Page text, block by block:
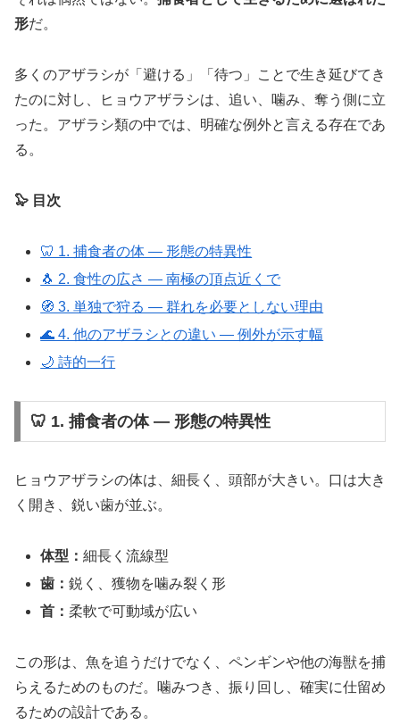
形だ。
多くのアザラシが「避ける」「待つ」ことで生き延びてき
たのに対し、ヒョウアザラシは、追い、噛み、奪う側に立
った。アザラシ類の中では、明確な例外と言える存在であ
る。
🦭 目次
🦷 1. 捕食者の体 ― 形態の特異性
🐧 2. 食性の広さ ― 南極の頂点近くで
🧭 3. 単独で狩る ― 群れを必要としない理由
🌊 4. 他のアザラシとの違い ― 例外が示す幅
🌙 詩的一行
🦷 1. 捕食者の体 ― 形態の特異性
ヒョウアザラシの体は、細長く、頭部が大きい。口は大き
く開き、鋭い歯が並ぶ。
体型：細長く流線型
歯：鋭く、獲物を噛み裂く形
首：柔軟で可動域が広い
この形は、魚を追うだけでなく、ペンギンや他の海獣を捕
らえるためのものだ。噛みつき、振り回し、確実に仕留め
るための設計である。